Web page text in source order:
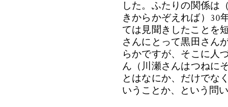
した。ふたりの関係は
きからかぞえれば）30
ては見聞きしたことを
さんにとって黒田さん
らかですが、そこに人
ん（川瀬さんはつねに
とはなにか、だけでな
いうことか、という問